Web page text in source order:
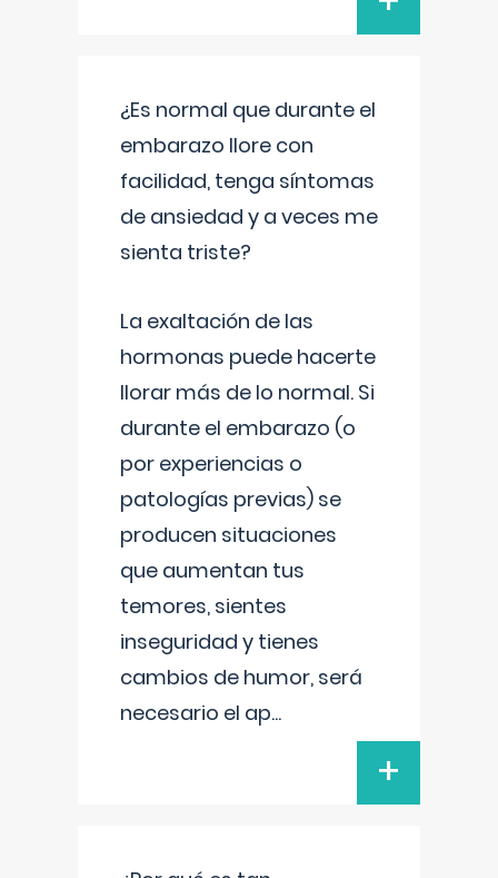
¿Es normal que durante el
embarazo llore con
facilidad, tenga síntomas
de ansiedad y a veces me
sienta triste?
La exaltación de las
hormonas puede hacerte
llorar más de lo normal. Si
durante el embarazo (o
por experiencias o
patologías previas) se
producen situaciones
que aumentan tus
temores, sientes
inseguridad y tienes
cambios de humor, será
necesario el ap...
+